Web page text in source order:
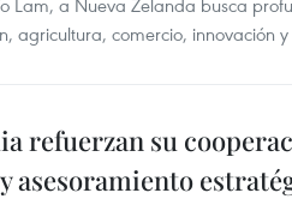
Lam, a Nueva Zelanda busca
agricultura, comercio, innovación
refuerzan su
asesoramiento